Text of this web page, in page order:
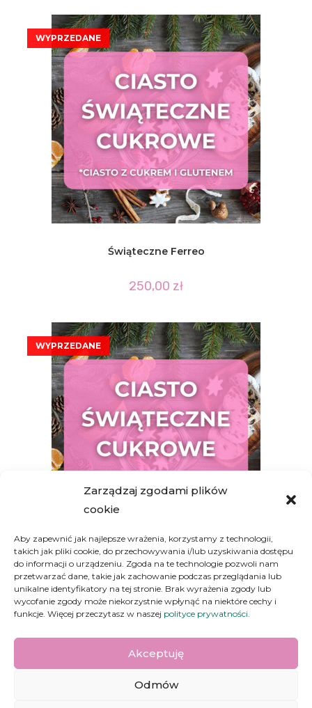
Zarządzaj zgodami plików
cookie
Aby zapewnić jak najlepsze wrażenia, korzystamy z technologii,
takich jak pliki cookie, do przechowywania i/lub uzyskiwania dostępu
do informacji o urządzeniu. Zgoda na te technologie pozwoli nam
przetwarzać dane, takie jak zachowanie podczas przeglądania lub
unikalne identyfikatory na tej stronie. Brak wyrażenia zgody lub
wycofanie zgody może niekorzystnie wpłynąć na niektóre cechy i
funkcje. Więcej przeczytasz w naszej polityce prywatności.
Akceptuję
Odmów
Świąteczne Ferreo
250,00 zł
Świąteczna szarlotka
200,00zł